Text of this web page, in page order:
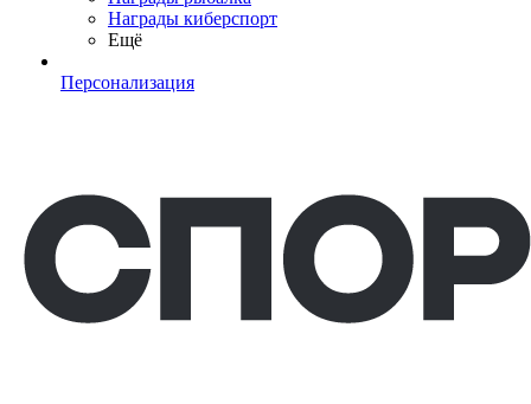
Награды киберспорт
Ещё
Персонализация